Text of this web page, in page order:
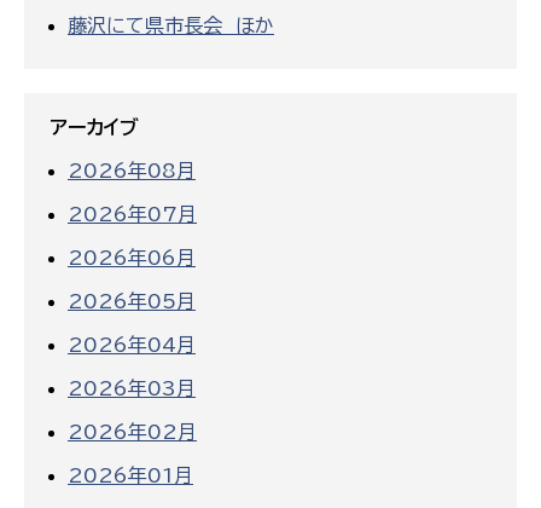
藤沢にて県市長会 ほか
アーカイブ
2026年08月
2026年07月
2026年06月
2026年05月
2026年04月
2026年03月
2026年02月
2026年01月